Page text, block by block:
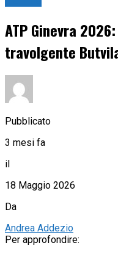
ATP Ginevra
travolgente
Pubblicato
3 mesi fa
il
18 Maggio 2026
Da
Andrea Addezio
Per approfondire: